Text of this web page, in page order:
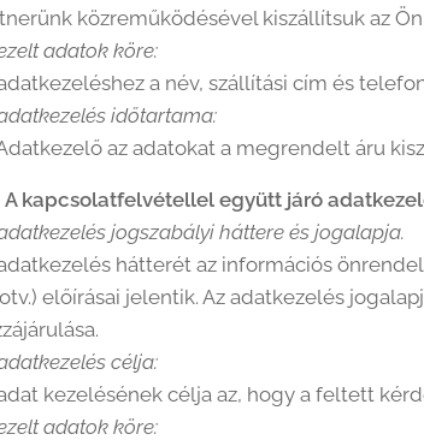
közreműködésével kiszállítsuk az Ön
adatok köre:
a név, szállítási cím és
időtartama:
az adatokat a megrendelt áru
A kapcsolatfelvétellel együtt járó
jogszabályi háttere és jogalapja.
hátterét az információs
előírásai jelentik. Az adatkezelés
célja:
kezelésének célja az, hogy a feltett
adatok köre: